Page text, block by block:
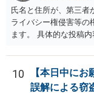
氏名と住所が、第三者
ライバシー権侵害等の
ます。 具体的な投稿
でしょう。
10
【本日中に
誤解による窃